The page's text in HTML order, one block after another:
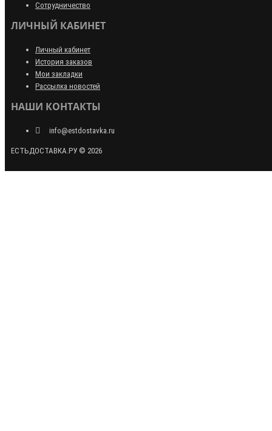
Сотрудничество
ЛИЧНЫЙ КАБИНЕТ
Личный кабинет
История заказов
Мои закладки
Рассылка новостей
НАШИ КОНТАКТЫ
info@estdostavka.ru
ЕСТЬДОСТАВКА.РУ © 2026